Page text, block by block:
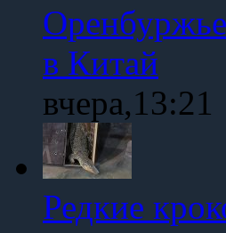
Оренбуржье
в Китай
вчера,13:21
Редкие